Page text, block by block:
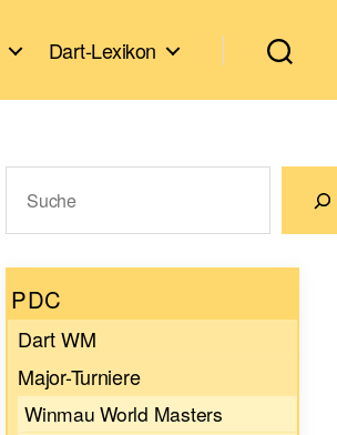
Dart-Lexikon
PDC
Dart WM
Major-Turniere
Winmau World Masters